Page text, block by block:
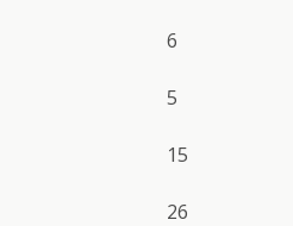
6
5
15
26